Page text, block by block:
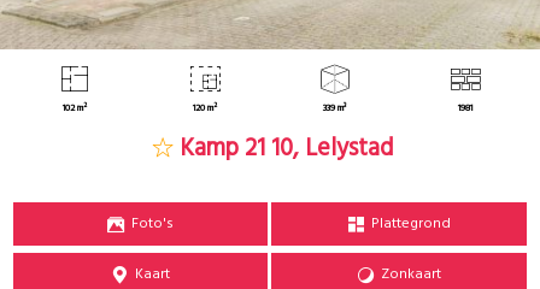
102 m² 120 m² 339 m³ 1981
Kamp 21 10, Lelystad
Foto's Plattegrond
Kaart Zonkaart